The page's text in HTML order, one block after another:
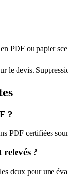
PDF ou papier
le devis.
?
PDF certifiées
?
deux pour une